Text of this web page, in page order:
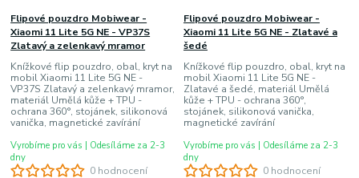
0 hodnocení
Flipové pouzdro Mobiwear -
Xiaomi 11 Lite 5G NE - VP37S
Zlatavý a zelenkavý mramor
Knížkové flip pouzdro, obal, kryt na
mobil Xiaomi 11 Lite 5G NE -
VP37S Zlatavý a zelenkavý mramor,
materiál Umělá kůže + TPU -
ochrana 360°, stojánek, silikonová
vanička, magnetické zavírání
Vyrobíme pro vás | Odesíláme za 2-3
dny
0 hodnocení
Flipové pouzdro Mobiwear -
Xiaomi 11 Lite 5G NE - Zlatavé a
šedé
Knížkové flip pouzdro, obal, kryt na
mobil Xiaomi 11 Lite 5G NE -
Zlatavé a šedé, materiál Umělá
kůže + TPU - ochrana 360°,
stojánek, silikonová vanička,
magnetické zavírání
Vyrobíme pro vás | Odesíláme za 2-3
dny